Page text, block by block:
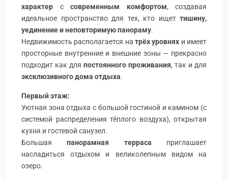
характер с современным комфортом, создавая
идеальное пространство для тех, кто ищет тишину,
уединение и неповторимую панораму.
Недвижимость располагается на трёх уровнях и имеет
просторные внутренние и внешние зоны — прекрасно
подходит как для постоянного проживания, так и для
эксклюзивного дома отдыха.
Первый этаж:
Уютная зона отдыха с большой гостиной и камином (с
системой распределения тёплого воздуха), открытая
кухня и гостевой санузел.
Большаяпанорамная терраса приглашает
насладиться отдыхом и великолепным видом на
озеро.